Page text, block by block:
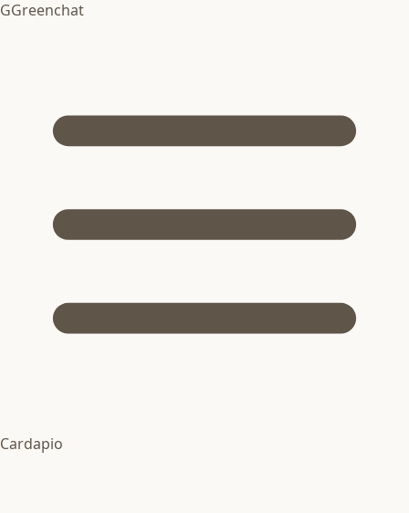
GGreenchat
Cardapio